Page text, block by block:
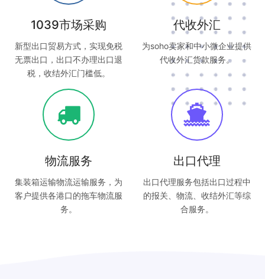
1039市场采购
新型出口贸易方式，实现免税
无票出口，出口不办理出口退
税，收结外汇门槛低。
代收外汇
为soho卖家和中小微企业提供
代收外汇货款服务。
物流服务
集装箱运输物流运输服务，为
客户提供各港口的拖车物流服
务。
出口代理
出口代理服务包括出口过程中
的报关、物流、收结外汇等综
合服务。